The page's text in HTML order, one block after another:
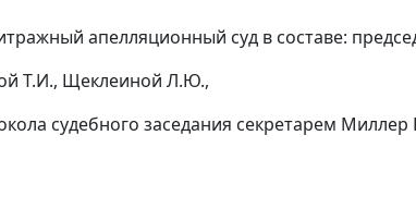
апелляционный суд в составе:
Т.И., Щеклеиной Л.Ю.,
судебного заседания секретарем Миллер